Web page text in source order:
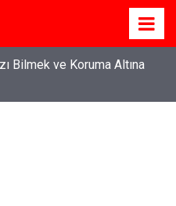
Bilmek ve Koruma Altına